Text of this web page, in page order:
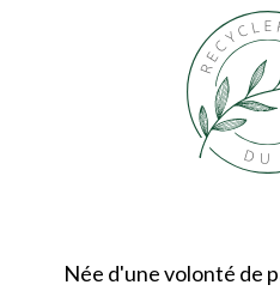
Née d'une volonté de